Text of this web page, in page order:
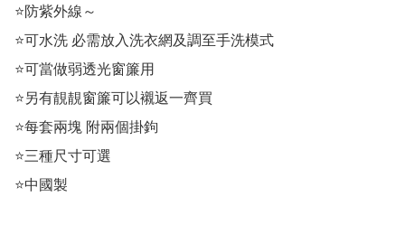
⭐防紫外線～
⭐可水洗 必需放入洗衣網及調至手洗模式
⭐可當做弱透光窗簾用
⭐另有靚靚窗簾可以襯返一齊買
⭐每套兩塊 附兩個掛鉤
⭐三種尺寸可選
⭐中國製